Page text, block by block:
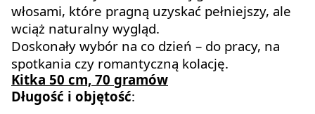
włosami, które pragną uzyskać pełniejszy, ale
wciąż naturalny wygląd.
Doskonały wybór na co dzień – do pracy, na
spotkania czy romantyczną kolację.
Kitka 50 cm, 70 gramów
Długość i objętość: